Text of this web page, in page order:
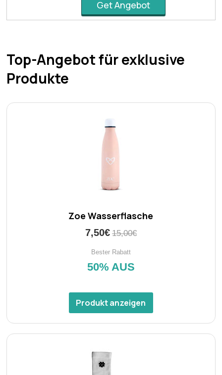
Get Angebot
Top-Angebot für exklusive
Produkte
Zoe Wasserflasche
7,50€ 15,00€
Bester Rabatt
50% AUS
Produkt anzeigen